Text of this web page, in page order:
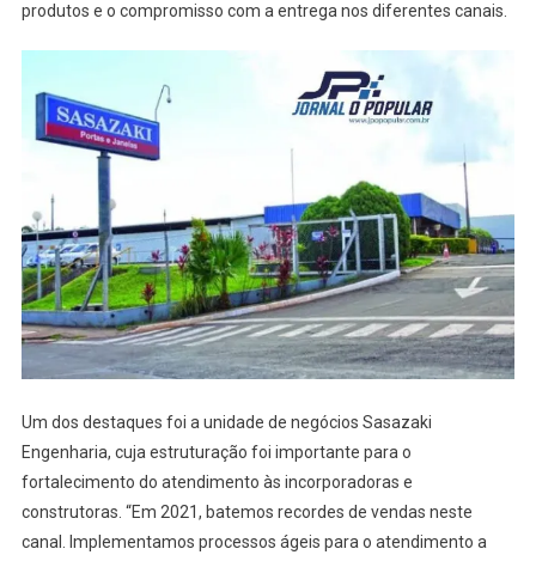
produtos e o compromisso com a entrega nos diferentes canais.
Um dos destaques foi a unidade de negócios Sasazaki
Engenharia, cuja estruturação foi importante para o
fortalecimento do atendimento às incorporadoras e
construtoras. “Em 2021, batemos recordes de vendas neste
canal. Implementamos processos ágeis para o atendimento a